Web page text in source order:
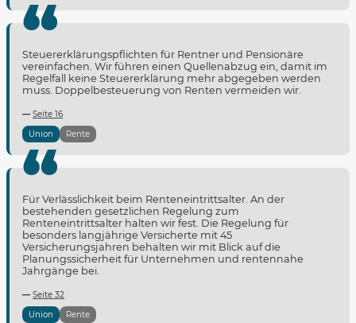
Steuererklärungspflichten für Rentner und Pensionäre
vereinfachen. Wir führen einen Quellenabzug ein, damit im
Regelfall keine Steuererklärung mehr abgegeben werden
muss. Doppelbesteuerung von Renten vermeiden wir.
Seite 16
Union
Rente
Für Verlässlichkeit beim Renteneintrittsalter. An der
bestehenden gesetzlichen Regelung zum
Renteneintrittsalter halten wir fest. Die Regelung für
besonders langjährige Versicherte mit 45
Versicherungsjahren behalten wir mit Blick auf die
Planungssicherheit für Unternehmen und rentennahe
Jahrgänge bei.
Seite 32
Union
Rente